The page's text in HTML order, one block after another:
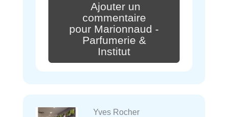
Ajouter un
commentaire
pour Marionnaud -
Parfumerie &
Institut
Yves Rocher